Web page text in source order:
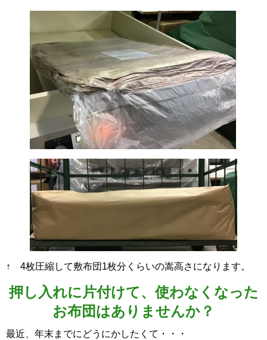
↑ 4枚圧縮して敷布団1枚分くらいの嵩高さになります。
押し入れに片付けて、使わなくなった
お布団はありませんか？
最近、年末までにどうにかしたくて・・・